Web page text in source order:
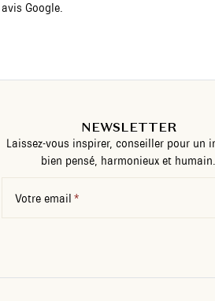
Google.
NEWSLETTER
Laissez-vous inspirer, conseiller pour un
bien pensé, harmonieux et humain.
Votre email